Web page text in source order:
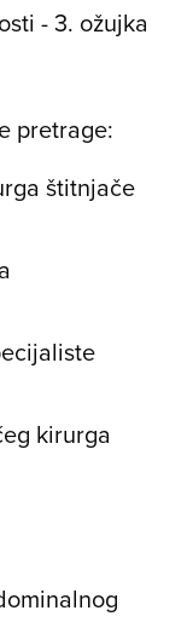
- 3. ožujka
pretrage:
štitnjače
katetera
kirurga